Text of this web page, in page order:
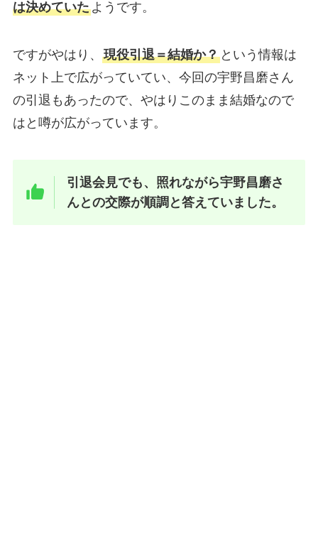
は決めていたようです。
ですがやはり、 現役引退＝結婚か？という情報は
ネット上で広がっていてい、今回の宇野昌磨さん
の引退もあったので、やはりこのまま結婚なので
はと噂が広がっています。
引退会見でも、照れながら宇野昌磨さ
んとの交際が順調と答えていました。